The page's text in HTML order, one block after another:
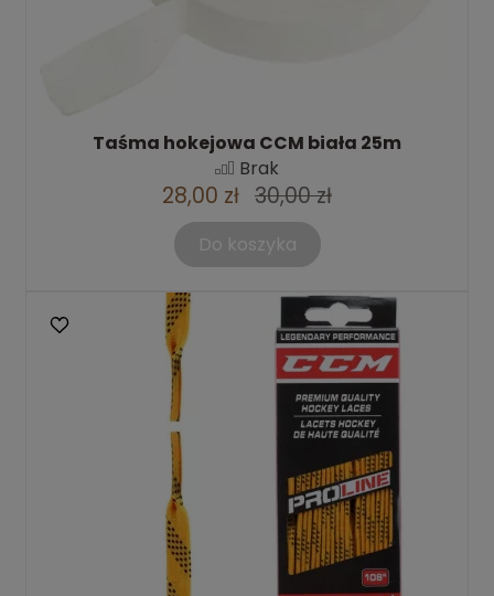
Taśma hokejowa CCM biała 25m
Brak
28,00 zł 30,00 zł
Do koszyka